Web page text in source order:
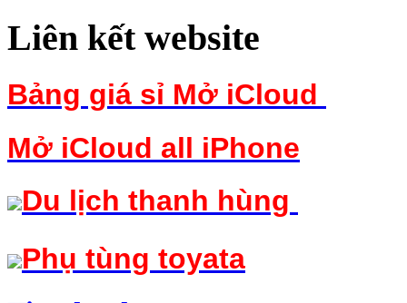
Liên kết website
Bảng giá sỉ Mở iCloud
Mở iCloud all iPhone
Du lịch thanh hùng
Phụ tùng toyata